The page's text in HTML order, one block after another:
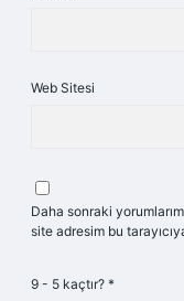
Web Sitesi
Daha sonraki
site adresim bu
9 - 5 kaçtır? *